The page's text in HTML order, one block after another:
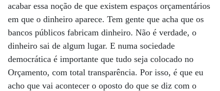
acabar essa noção de que existem espaços orçamentários
em que o dinheiro aparece. Tem gente que acha que os
bancos públicos fabricam dinheiro. Não é verdade, o
dinheiro sai de algum lugar. E numa sociedade
democrática é importante que tudo seja colocado no
Orçamento, com total transparência. Por isso, é que eu
acho que vai acontecer o oposto do que se diz com o